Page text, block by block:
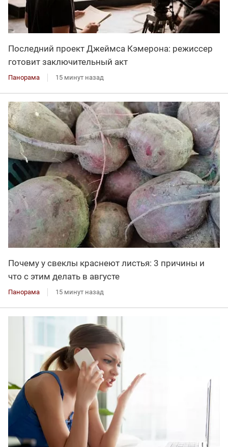
Последний проект Джеймса Кэмерона: режиссер
готовит заключительный акт
Панорама 15 минут назад
Почему у свеклы краснеют листья: 3 причины и
что с этим делать в августе
Панорама 15 минут назад